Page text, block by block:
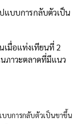
ปแบบการกลับตัวเป็น
เมื่อแท่งเทียนที่ 2
ภาวะตลาดที่มีแนว